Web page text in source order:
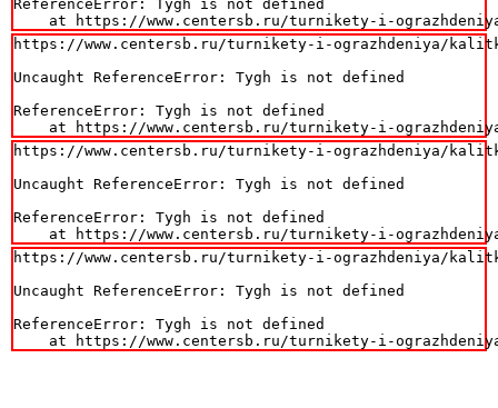
ReferenceError: Tygh is not defined
at https://www.centersb.ru/turnikety-i-
https://www.centersb.ru/turnikety-i-ograzhdeniya/
Uncaught ReferenceError: Tygh is not defined
ReferenceError: Tygh is not defined
at https://www.centersb.ru/turnikety-i-
https://www.centersb.ru/turnikety-i-ograzhdeniya/
Uncaught ReferenceError: Tygh is not defined
ReferenceError: Tygh is not defined
at https://www.centersb.ru/turnikety-i-
https://www.centersb.ru/turnikety-i-ograzhdeniya/
Uncaught ReferenceError: Tygh is not defined
ReferenceError: Tygh is not defined
at https://www.centersb.ru/turnikety-i-